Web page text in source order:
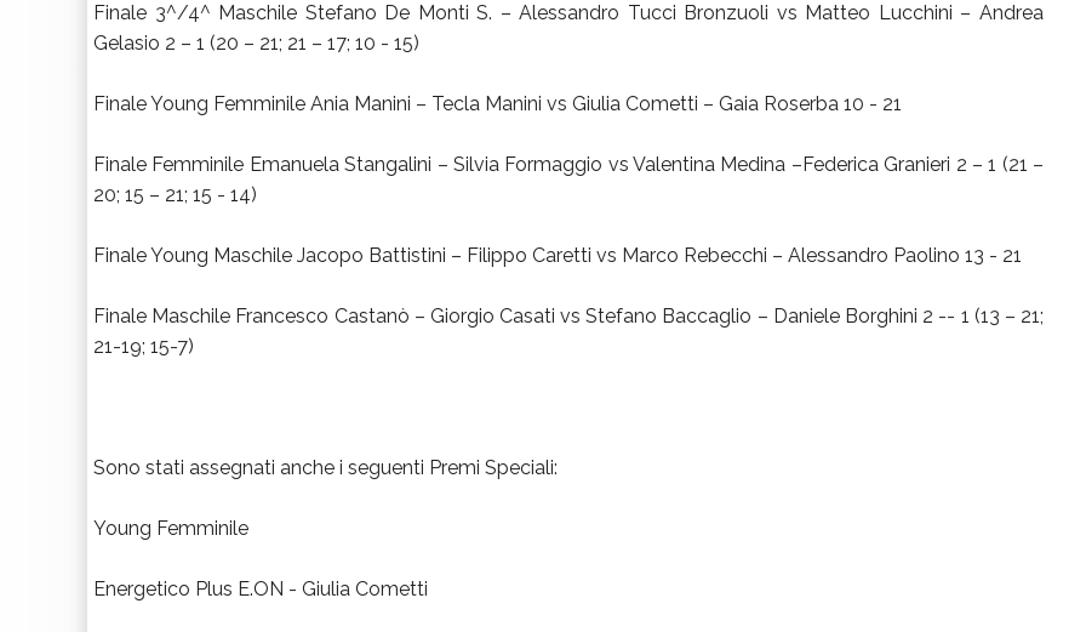
Finale 3^/4^ Maschile Stefano De Monti S. – Alessandro Tucci Bronzuoli vs Matteo Lucchini – Andrea
Gelasio 2 – 1 (20 – 21; 21 – 17; 10 - 15)
Finale Young Femminile Ania Manini – Tecla Manini vs Giulia Cometti – Gaia Roserba 10 - 21
Finale Femminile Emanuela Stangalini – Silvia Formaggio vs Valentina Medina –Federica Granieri 2 – 1 (21 –
20; 15 – 21; 15 - 14)
Finale Young Maschile Jacopo Battistini – Filippo Caretti vs Marco Rebecchi – Alessandro Paolino 13 - 21
Finale Maschile Francesco Castanò – Giorgio Casati vs Stefano Baccaglio – Daniele Borghini 2 -- 1 (13 – 21;
21-19; 15-7)
Sono stati assegnati anche i seguenti Premi Speciali:
Young Femminile
Energetico Plus E.ON - Giulia Cometti